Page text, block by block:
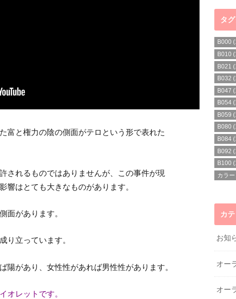
富と権力の陰の側面がテロという形で表れた
されるものではありませんが、この事件が現
響はとても大きなものがあります。
面があります。
り立っています。
陽があり、女性性があれば男性性があります。
オレットです。
タ
B000
B010
B021
B032
B047
B054
B059
B080
B084
B092
B100
カラ
カ
お知
オー
オー